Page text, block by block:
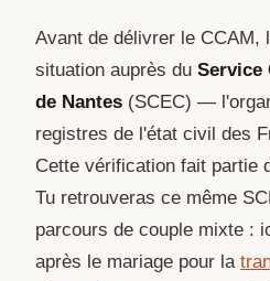
Avant de délivrer le CCAM,
situation auprès du Service
de Nantes (SCEC) —
registres de l'état civil des
Cette vérification fait partie
Tu retrouveras ce même
parcours de couple mixte :
après le mariage pour la